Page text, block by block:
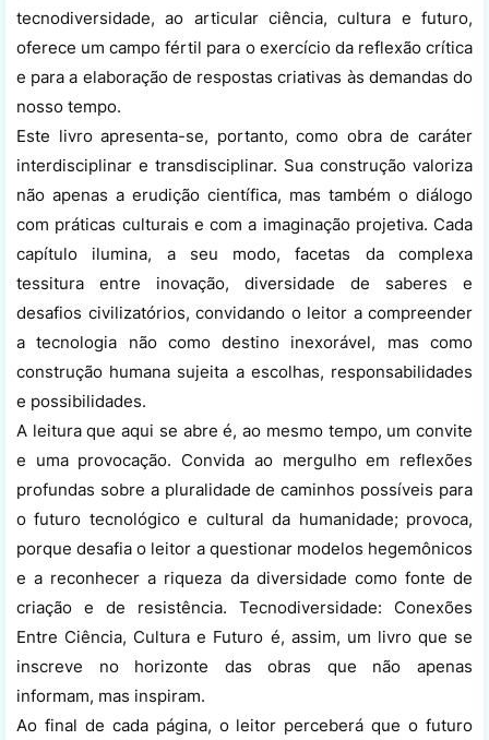
tecnodiversidade, ao articular ciência, cultura e futuro,
oferece um campo fértil para o exercício da reflexão crítica
e para a elaboração de respostas criativas às demandas do
nosso tempo.
Este livro apresenta-se, portanto, como obra de caráter
interdisciplinar e transdisciplinar. Sua construção valoriza
não apenas a erudição científica, mas também o diálogo
com práticas culturais e com a imaginação projetiva. Cada
capítulo ilumina, a seu modo, facetas da complexa
tessitura entre inovação, diversidade de saberes e
desafios civilizatórios, convidando o leitor a compreender
a tecnologia não como destino inexorável, mas como
construção humana sujeita a escolhas, responsabilidades
e possibilidades.
A leitura que aqui se abre é, ao mesmo tempo, um convite
e uma provocação. Convida ao mergulho em reflexões
profundas sobre a pluralidade de caminhos possíveis para
o futuro tecnológico e cultural da humanidade; provoca,
porque desafia o leitor a questionar modelos hegemônicos
e a reconhecer a riqueza da diversidade como fonte de
criação e de resistência. Tecnodiversidade: Conexões
Entre Ciência, Cultura e Futuro é, assim, um livro que se
inscreve no horizonte das obras que não apenas
informam, mas inspiram.
Ao final de cada página, o leitor perceberá que o futuro